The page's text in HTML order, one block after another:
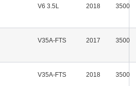
V6 3.5L 2018 3500
V35A-FTS 2017 3500
V35A-FTS 2018 3500